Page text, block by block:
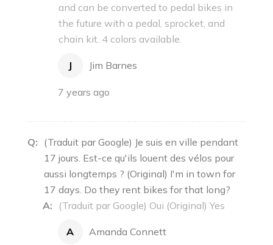
and can be converted to pedal bikes in
the future with a pedal, sprocket, and
chain kit. 4 colors available.
J Jim Barnes
7 years ago
Q: (Traduit par Google) Je suis en ville pendant
17 jours. Est-ce qu'ils louent des vélos pour
aussi longtemps ? (Original) I'm in town for
17 days. Do they rent bikes for that long?
A:
(Traduit par Google) Oui (Original) Yes
A Amanda Connett